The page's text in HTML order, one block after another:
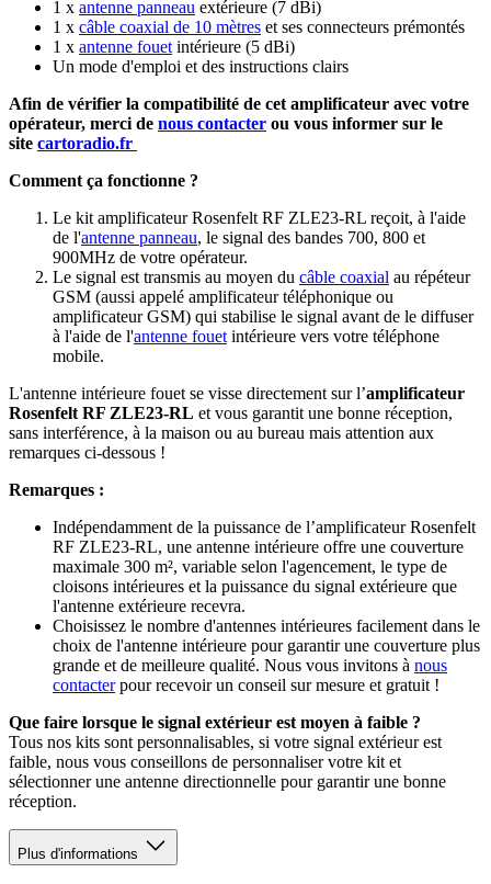
1 x antenne panneau extérieure (7 dBi)
1 x câble coaxial de 10 mètres et ses connecteurs prémontés
1 x antenne fouet intérieure (5 dBi)
Un mode d'emploi et des instructions clairs
Afin de vérifier la compatibilité de cet amplificateur avec votre
opérateur, merci de nous contacter ou vous informer sur le
site cartoradio.fr
Comment ça fonctionne ?
Le kit amplificateur Rosenfelt RF ZLE23-RL reçoit, à l'aide
de l'antenne panneau, le signal des bandes 700, 800 et
900MHz de votre opérateur.
Le signal est transmis au moyen du câble coaxial au répéteur
GSM (aussi appelé amplificateur téléphonique ou
amplificateur GSM) qui stabilise le signal avant de le diffuser
à l'aide de l'antenne fouet intérieure vers votre téléphone
mobile.
L'antenne intérieure fouet se visse directement sur l’amplificateur
Rosenfelt RF ZLE23-RL et vous garantit une bonne réception,
sans interférence, à la maison ou au bureau mais attention aux
remarques ci-dessous !
Remarques :
Indépendamment de la puissance de l’amplificateur Rosenfelt
RF ZLE23-RL, une antenne intérieure offre une couverture
maximale 300 m², variable selon l'agencement, le type de
cloisons intérieures et la puissance du signal extérieure que
l'antenne extérieure recevra.
Choisissez le nombre d'antennes intérieures facilement dans le
choix de l'antenne intérieure pour garantir une couverture plus
grande et de meilleure qualité. Nous vous invitons à nous
contacterpour recevoir un conseil sur mesure et gratuit !
Que faire lorsque le signal extérieur est moyen à faible ?
Tous nos kits sont personnalisables, si votre signal extérieur est
faible, nous vous conseillons de personnaliser votre kit et
sélectionner une antenne directionnelle pour garantir une bonne
réception.
Plus d'informations